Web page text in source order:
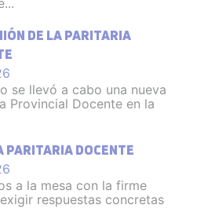
DE LA PARITARIA
se llevó a cabo una nueva
Provincial Docente en la
PARITARIA DOCENTE
a la mesa con la firme
respuestas concretas